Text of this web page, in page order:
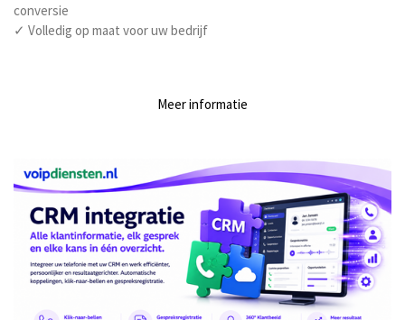
conversie
✓ Volledig op maat voor uw bedrijf
Meer informatie